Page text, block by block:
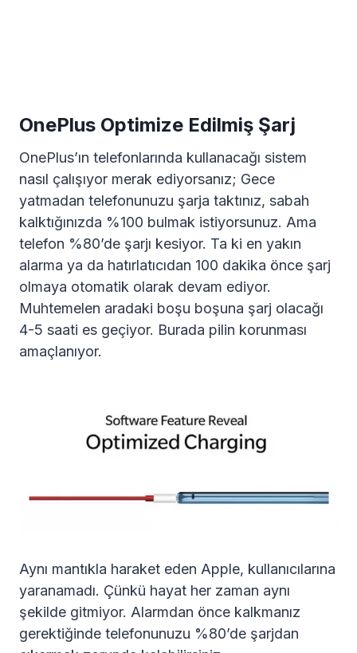
OnePlus Optimize Edilmiş Şarj
OnePlus’ın telefonlarında kullanacağı sistem
nasıl çalışıyor merak ediyorsanız; Gece
yatmadan telefonunuzu şarja taktınız, sabah
kalktığınızda %100 bulmak istiyorsunuz. Ama
telefon %80’de şarjı kesiyor. Ta ki en yakın
alarma ya da hatırlatıcıdan 100 dakika önce şarj
olmaya otomatik olarak devam ediyor.
Muhtemelen aradaki boşu boşuna şarj olacağı
4-5 saati es geçiyor. Burada pilin korunması
amaçlanıyor.
Aynı mantıkla haraket eden Apple, kullanıcılarına
yaranamadı. Çünkü hayat her zaman aynı
şekilde gitmiyor. Alarmdan önce kalkmanız
gerektiğinde telefonunuzu %80’de şarjdan